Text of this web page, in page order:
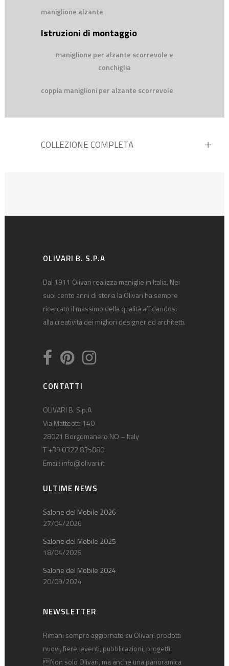
maniglione alzante
Istruzioni di montaggio
maniglione per alzante scorrevole e
conchiglia
coppia maniglioni per alzante scorrevole
COLLEZIONE COMPLETA
OLIVARI B. S.P.A
Dal 1911 Olivari realizza maniglie in Italia. Nei
suoi cento anni di storia la Olivari ha sempre
ricercato il massimo della qualità affidandosi
alla creatività dei migliori designer ed architetti.
CONTATTI
OLIVARI B. S.p.A
Via Matteotti 140
28021 Borgomanero NO – Italy
T +39 0322 835080
Email: info@olivari.it
ULTIME NEWS
Salone del Mobile 2026
27/04/2026
Salone del Mobile 2025
18/04/2025
Salone del Mobile 2024
20/09/2024
NEWSLETTER
Rimani sempre aggiornato su Olivari: prodotti
nuovi, fiere, eventi, pubblicazioni, progetti.
Non solo Olivari, ma anche una panoramica